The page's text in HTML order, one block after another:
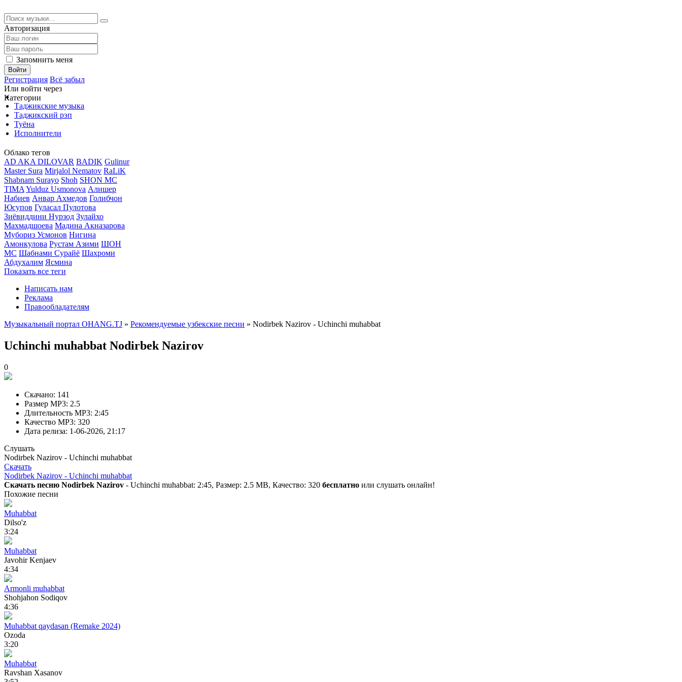
Авторизация
Запомнить меня
Войти
Регистрация Всё забыл
Или войти через
Категории
Таджикские музыка
Таджикский рэп
Туёна
Исполнители
Облако тегов
AD AKA DILOVAR BADIK Gulinur
Master Sura Mirjalol Nematov RaLiK
Shabnam Surayo Shoh SHON MC
TIMA Yulduz Usmonova Алишер
Набиев Анвар Ахмедов Голибчон
Юсупов Гуласал Пулотова
Зиёвиддини Нурзод Зулайхо
Махмадшоева Мадина Акназарова
Мубориз Усмонов Нигина
Амонкулова Рустам Азими ШОН
МС Шабнами Сурайё Шахроми
Абдухалим Ясмина
Показать все теги
Написать нам
Реклама
Правообладателям
Музыкальный портал OHANG.TJ » Рекомендуемые узбекские песни » Nodirbek Nazirov - Uchinchi muhabbat
Uchinchi muhabbat Nodirbek Nazirov
0
Скачано: 141
Размер MP3: 2.5
Длительность MP3: 2:45
Качество MP3: 320
Дата релиза: 1-06-2026, 21:17
Слушать
Nodirbek Nazirov - Uchinchi muhabbat
Скачать
Nodirbek Nazirov - Uchinchi muhabbat
Скачать песню Nodirbek Nazirov - Uchinchi muhabbat: 2:45, Размер: 2.5 MB, Качество: 320 бесплатно или слушать онлайн!
Похожие песни
Muhabbat
Dilso'z
3:24
Muhabbat
Javohir Kenjaev
4:34
Armonli muhabbat
Shohjahon Sodiqov
4:36
Muhabbat qaydasan (Remake 2024)
Ozoda
3:20
Muhabbat
Ravshan Xasanov